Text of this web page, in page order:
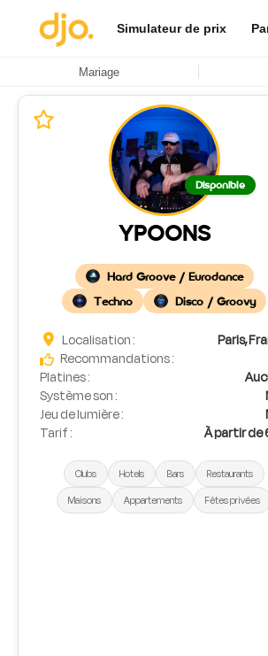
Simulateur de prix
Mariage
Disponible
YPOONS
Hard Groove / Eurodance
Techno
Disco / Groovy
Localisation :
Paris,
Recommandations :
Platines :
Système son :
Jeu de lumière :
Tarif :
À partir de
Clubs Hotels Bars
Restaurants
Maisons
Appartements Fêtes privées